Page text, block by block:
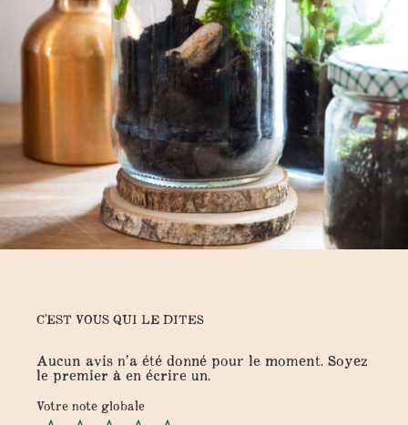
C'EST VOUS QUI LE DITES
Aucun avis n’a été donné pour le moment. Soyez
le premier à en écrire un.
Votre note globale